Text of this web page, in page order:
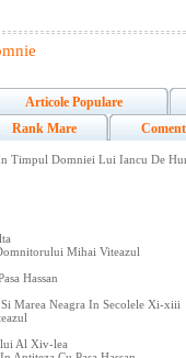
Articole Populare
Rank Mare
Timpul Domniei Lui Iancu De
Mihai Viteazul
Hassan
Marea Neagra In Secolele Xi-xiii
Al Xiv-lea